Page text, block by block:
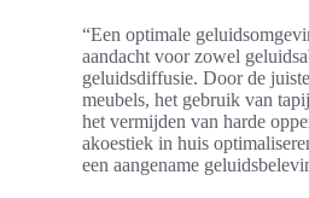
“Een optimale
aandacht voor zowel
geluidsdiffusie. Door de
meubels, het gebruik van
het vermijden van harde
akoestiek in huis
een aangename